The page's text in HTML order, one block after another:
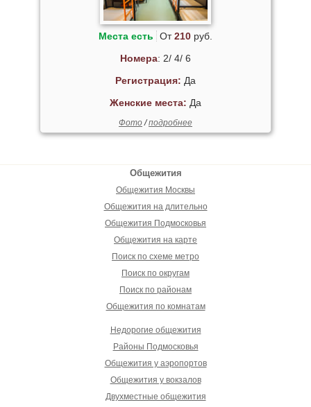
Места есть От210руб.
Номера: 2/ 4/ 6
Регистрация: Да
Женские места: Да
Фото/подробнее
Общежития
Общежития Москвы
Общежития на длительно
Общежития Подмосковья
Общежития на карте
Поиск по схеме метро
Поиск по округам
Поиск по районам
Общежития по комнатам
Недорогие общежития
Районы Подмосковья
Общежития у аэропортов
Общежития у вокзалов
Двухместные общежития